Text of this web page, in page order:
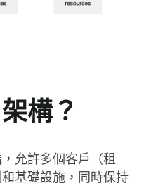
構？
允許多個客戶（租
基礎設施，同時保持